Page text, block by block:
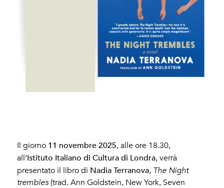
Il giorno 11 novembre 2025, alle ore 18.30,
all’Istituto Italiano di Cultura di Londra, verrà
presentato il libro di Nadia Terranova, The Night
trembles (trad. Ann Goldstein, New York, Seven